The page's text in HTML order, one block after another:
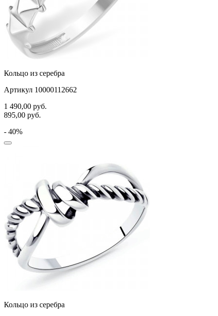
Кольцо из серебра
Артикул 10000112662
1 490,00 руб.
895,00 руб.
- 40%
Кольцо из серебра